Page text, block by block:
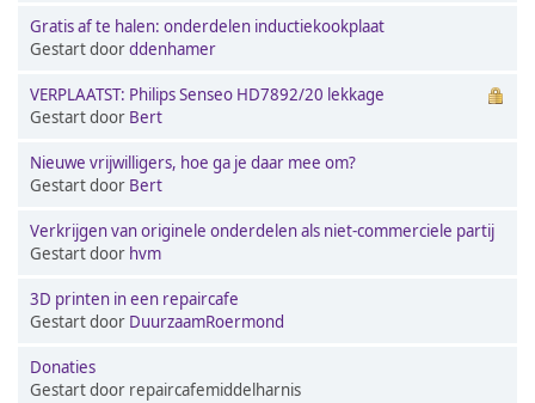
Gratis af te halen: onderdelen inductiekookplaat
Gestart doorddenhamer
VERPLAATST: Philips Senseo HD7892/20 lekkage
Gestart door Bert
Nieuwe vrijwilligers, hoe ga je daar mee om?
Gestart door Bert
Verkrijgen van originele onderdelen als niet-commerciele partij
Gestart door hvm
3D printen in een repaircafe
Gestart door DuurzaamRoermond
Donaties
Gestart door repaircafemiddelharnis